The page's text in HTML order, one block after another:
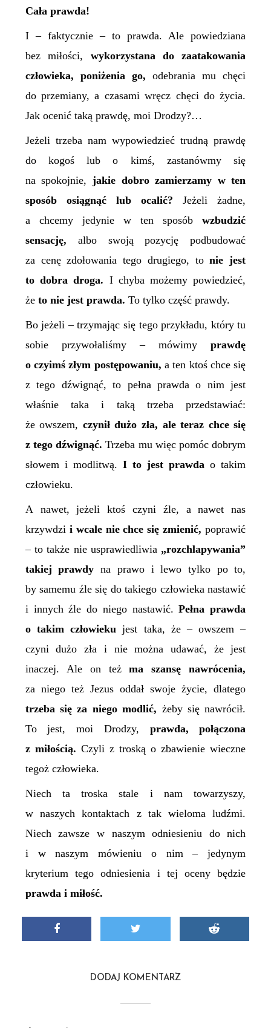
Cała prawda!
I – faktycznie – to prawda. Ale powiedziana
bez miłości, wykorzystana do zaatakowania
człowieka, poniżenia go, odebrania mu chęci
do przemiany, a czasami wręcz chęci do życia.
Jak ocenić taką prawdę, moi Drodzy?…
Jeżeli trzeba nam wypowiedzieć trudną prawdę
do kogoś lub o kimś, zastanówmy się
na spokojnie, jakie dobro zamierzamy w ten
sposób osiągnąć lub ocalić? Jeżeli żadne,
a chcemy jedynie w ten sposóbwzbudzić
sensację, albo swoją pozycję podbudować
za cenę zdołowania tego drugiego, tonie jest
todobra droga. I chyba możemy powiedzieć,
że to nie jest prawda. To tylko część prawdy.
Bo jeżeli – trzymając się tego przykładu, który tu
sobie przywołaliśmy – mówimyprawdę
o czyimś złym postępowaniu, a ten ktoś chce się
z tego dźwignąć, to pełna prawda o nim jest
właśnie taka i taką trzeba przedstawiać:
że owszem, czynił dużo zła, ale teraz chce się
z tego dźwignąć. Trzeba mu więc pomóc dobrym
słowem i modlitwą. I to jest prawdao takim
człowieku.
A nawet, jeżeli ktoś czyni źle, a nawet nas
krzywdzii wcale nie chce się zmienić,poprawić
– to także nie usprawiedliwia „rozchlapywania”
takiej prawdy na prawo i lewo tylko po to,
by samemu źle się do takiego człowieka nastawić
i innych źle do niego nastawić. Pełna prawda
o takim człowieku jest taka, że – owszem –
czyni dużo zła i nie można udawać, że jest
inaczej. Ale on teżma szansę nawrócenia,
za niego też Jezus oddał swoje życie, dlatego
trzeba się za niego modlić, żeby się nawrócił.
To jest, moi Drodzy, prawda, połączona
z miłością. Czyli z troską o zbawienie wieczne
tegoż człowieka.
Niech ta troska stale i nam towarzyszy,
w naszych kontaktach z tak wieloma ludźmi.
Niech zawsze w naszym odniesieniu do nich
i w naszym mówieniu o nim – jedynym
kryterium tego odniesienia i tej oceny będzie
prawda i miłość.
DODAJ KOMENTARZ